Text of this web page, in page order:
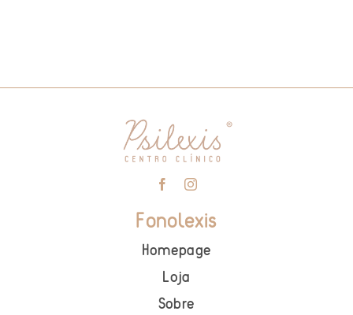
Fonolexis
Homepage
Loja
Sobre